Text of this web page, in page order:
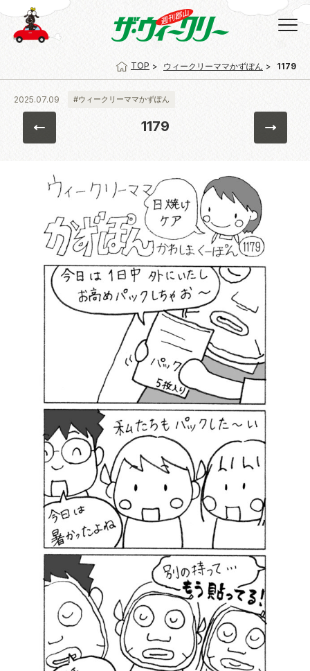
TOP ウィークリーママかずぽん 1179
2025.07.09 #ウィークリーママかずぽん
1179